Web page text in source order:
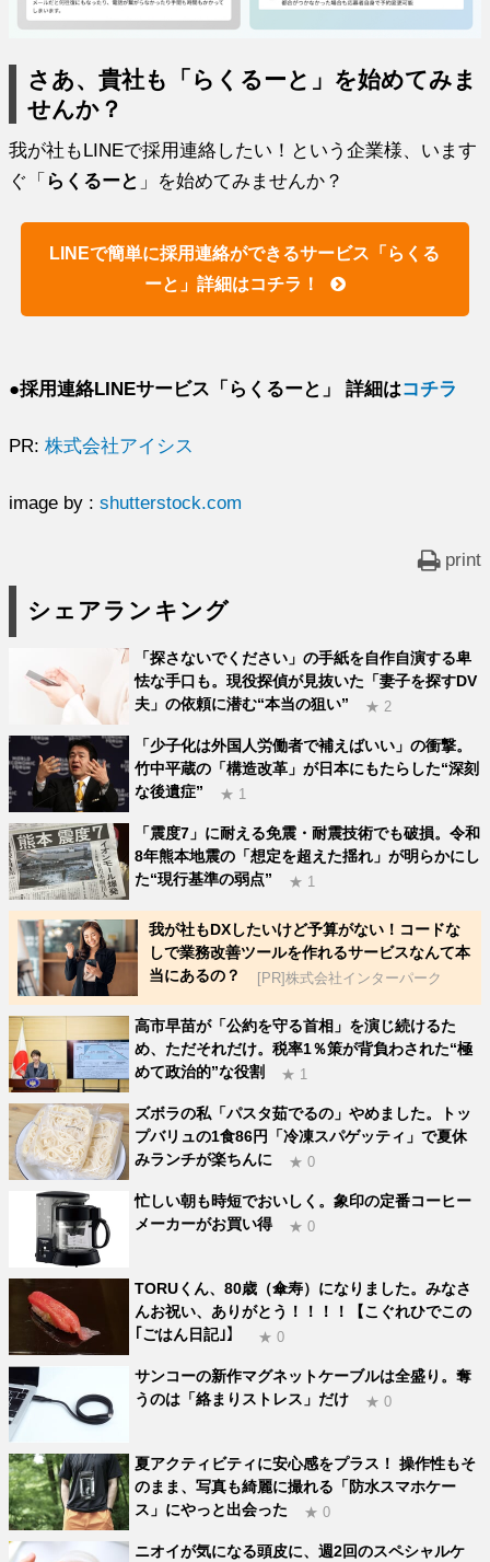
さあ、貴社も「らくるーと」を始めてみま
せんか？
我が社もLINEで採用連絡したい！という企業様、います
ぐ「 らくるーと 」を始めてみませんか？
LINEで簡単に採用連絡ができるサービス「らくる
ーと」詳細はコチラ！
●採用連絡LINEサービス 「らくるーと」 詳細はコチラ
PR:株式会社アイシス
image by :shutterstock.com
print
シェアランキング
「探さないでください」の手紙を自作自演する卑
怯な手口も。現役探偵が見抜いた「妻子を探すDV
夫」の依頼に潜む“本当の狙い”
★ 2
「少子化は外国人労働者で補えばいい」の衝撃。
竹中平蔵の「構造改革」が日本にもたらした“深刻
な後遺症”
★ 1
「震度7」に耐える免震・耐震技術でも破損。令和
8年熊本地震の「想定を超えた揺れ」が明らかにし
た“現行基準の弱点”
★ 1
我が社もDXしたいけど予算がない！コードな
しで業務改善ツールを作れるサービスなんて本
当にあるの？
[PR]株式会社インターパーク
高市早苗が「公約を守る首相」を演じ続けるた
め、ただそれだけ。税率1％策が背負わされた“極
めて政治的”な役割
★ 1
ズボラの私「パスタ茹でるの」やめました。トッ
プバリュの1食86円「冷凍スパゲッティ」で夏休
みランチが楽ちんに
★ 0
忙しい朝も時短でおいしく。象印の定番コーヒー
メーカーがお買い得
★ 0
TORUくん、80歳（傘寿）になりました。みなさ
んお祝い、ありがとう！！！！【こぐれひでこの
｢ごはん日記｣】
★ 0
サンコーの新作マグネットケーブルは全盛り。奪
うのは「絡まりストレス」だけ
★ 0
夏アクティビティに安心感をプラス！ 操作性もそ
のまま、写真も綺麗に撮れる「防水スマホケー
ス」にやっと出会った
★ 0
ニオイが気になる頭皮に、週2回のスペシャルケ